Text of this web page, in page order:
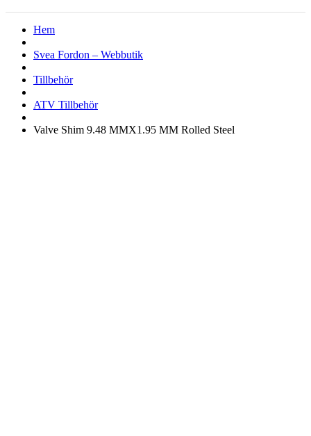
Hem
Svea Fordon – Webbutik
Tillbehör
ATV Tillbehör
Valve Shim 9.48 MMX1.95 MM Rolled Steel